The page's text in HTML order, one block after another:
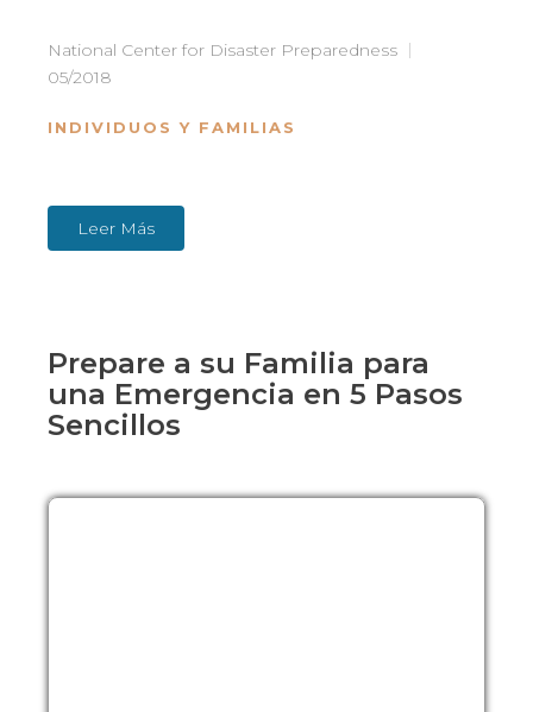
National Center for Disaster Preparedness
05/2018
INDIVIDUOS Y FAMILIAS
Leer Más
Prepare a su Familia para
una Emergencia en 5 Pasos
Sencillos